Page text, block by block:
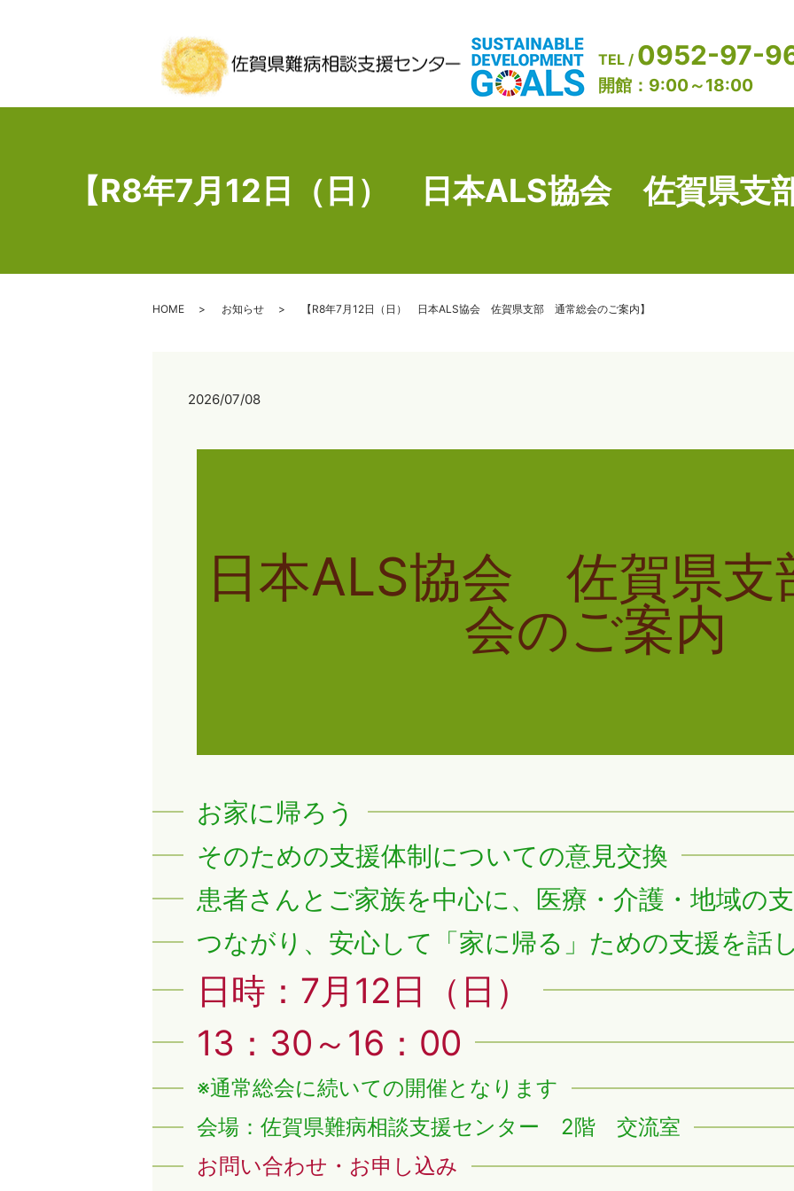
TEL / 0952-97-
開館：9:00～18:00
【R8年7月12日（日） 日本ALS協会 佐賀県支
HOME お知らせ 【R8年7月12日（日） 日本ALS協会 佐賀県支部 通常総会のご案内】
2026/07/08
日本ALS協会 佐賀県支
会のご案内
お家に帰ろう
そのための支援体制についての意見交換
患者さんとご家族を中心に、医療・介護・地域の
つながり、安心して「家に帰る」ための支援を話
日時：7月12日（日）
13：30～16：00
※通常総会に続いての開催となります
会場：佐賀県難病相談支援センター 2階 交流室
お問い合わせ・お申し込み